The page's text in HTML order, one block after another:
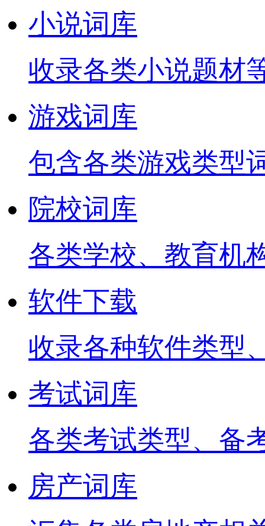
小说词库
收录各类小说题材
游戏词库
包含各类游戏类型
院校词库
各类学校、教育机
软件下载
收录各种软件类型
考试词库
各类考试类型、备
房产词库